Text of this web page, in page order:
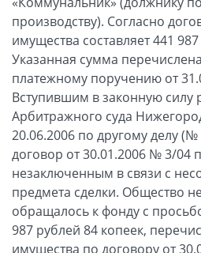
производству). Согласно
имущества составляет 441
Указанная сумма
платежному поручению от
Вступившим в законную
Арбитражного суда
20.06.2006 по другому делу
договор от 30.01.2006 № 3/04
незаключенным в связи с
предмета сделки. Общество
обращалось к фонду с
987 рублей 84 копеек,
имущества по договору от